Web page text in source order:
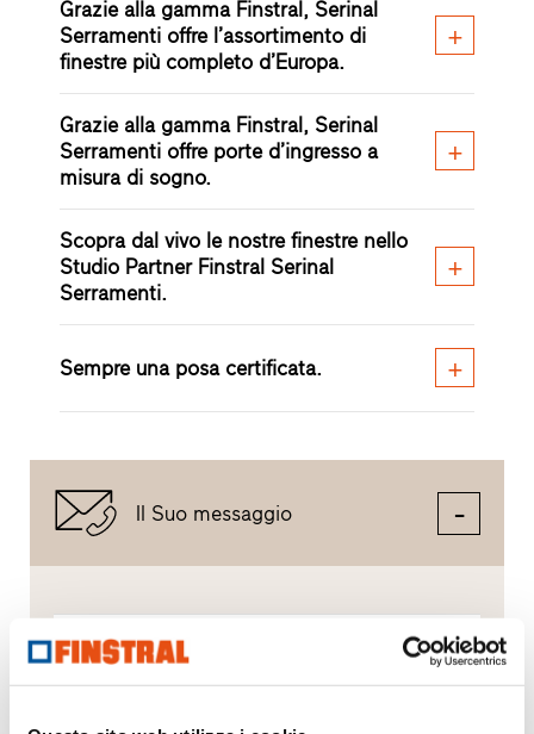
Grazie alla gamma Finstral, Serinal
Serramenti offre l’assortimento di
finestre più completo d’Europa.
Grazie alla gamma Finstral, Serinal
Serramenti offre porte d’ingresso a
misura di sogno.
Scopra dal vivo le nostre finestre nello
Studio Partner Finstral Serinal
Serramenti.
Sempre una posa certificata.
Il Suo messaggio
Scrivere un messaggio